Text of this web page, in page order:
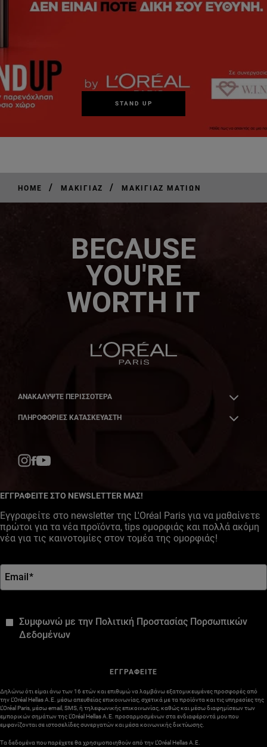
STAND UP
HOME / ΜΑΚΙΓΙΆΖ / ΜΑΚΙΓΙΆΖ ΜΑΤΙΏΝ
BECAUSE
YOU'RE
WORTH IT
ΑΝΑΚΑΛΎΨΤΕ ΠΕΡΙΣΣΌΤΕΡΑ
ΠΛΗΡΟΦΟΡΙΕΣ ΚΑΤΑΣΚΕΥΑΣΤΗ
ΕΓΓΡΑΦΕΙΤΕ ΣΤΟ NEWSLETTER ΜΑΣ!
Εγγραφείτε στο newsletter της L'Oréal Paris για να μαθαίνετε
πρώτοι για τα νέα προϊόντα, tips ομορφιάς και πολλά ακόμη
νέα για τις καινοτομίες στον τομέα της ομορφιάς!
Email *
Συμφωνώ με την Πολιτική Προστασίας Πορσωπικών
Δεδομένων
ΕΓΓΡΑΦΕΙΤΕ
Δηλώνω ότι είμαι άνω των 16 ετών και επιθυμώ να λαμβάνω εξατομικευμένες προσφορές από
την L’Oréal Hellas A.E. μέσω απευθείας επικοινωνίας, σχετικά με τα προϊόντα και τις υπηρεσίες της
L’Oréal Paris, μέσω email, SMS, ή τηλεφωνικής επικοινωνίας, καθώς και μέσω διαφημίσεων των
εμπορικών σημάτων της L’Oréal Hellas A.E. προσαρμοσμένων στα ενδιαφέροντά μου που
εμφανίζονται σε ιστοσελίδες συνεργατών και μέσα κοινωνικής δικτύωσης.
Τα δεδομένα που παρέχετε θα χρησιμοποιηθούν από την L’Oréal Hellas A.E.